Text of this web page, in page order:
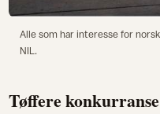
Alle som har interesse for
NIL.
Tøffere konkurranse